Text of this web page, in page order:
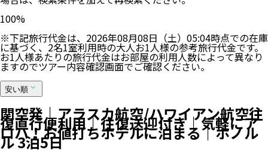
100%
※下記旅行代金は、 2026年08月08日（土）05:04時点での在庫
に基づく、2名1室利用時の大人お1人様の参考旅行代金です。
お1人様あたりの旅行代金はお部屋の利用人数によって異なり
ますのでツアー内容確認画面でご確認ください。
安い順
関空発｜アラスカ航空/ハワイアン航空往
復直行便利用｜往復送迎付き｜気軽にア
ロハ！お値打ちホテルに泊まる｜ホノル
ル 3泊5日